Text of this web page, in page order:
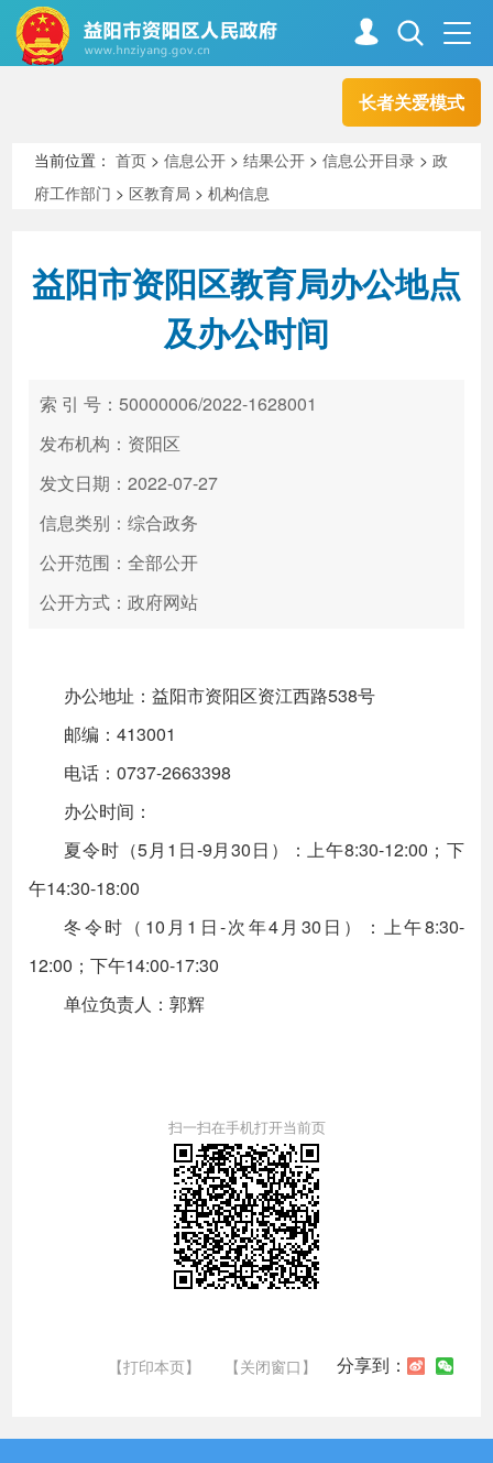
长者关爱模式
走进资阳
新闻中心 解读回应
政务服务
高效办成一件事
当前位置：首页 >信息公开 >结果公开 >信息公开目录 >政
府工作部门 > 区教育局 >机构信息
益阳市资阳区教育局办公地点
及办公时间
索 引 号：50000006/2022-1628001
发布机构：资阳区
发文日期：2022-07-27
信息类别：综合政务
公开范围：全部公开
公开方式：政府网站
办公地址：益阳市资阳区资江西路538号
邮编：413001
电话：0737-2663398
办公时间：
夏令时（5月1日-9月30日）：上午8:30-12:00；下
午14:30-18:00
冬令时（10月1日-次年4月30日）：上午8:30-
12:00；下午14:00-17:30
单位负责人：郭辉
扫一扫在手机打开当前页
【打印本页】 【关闭窗口】 分享到：